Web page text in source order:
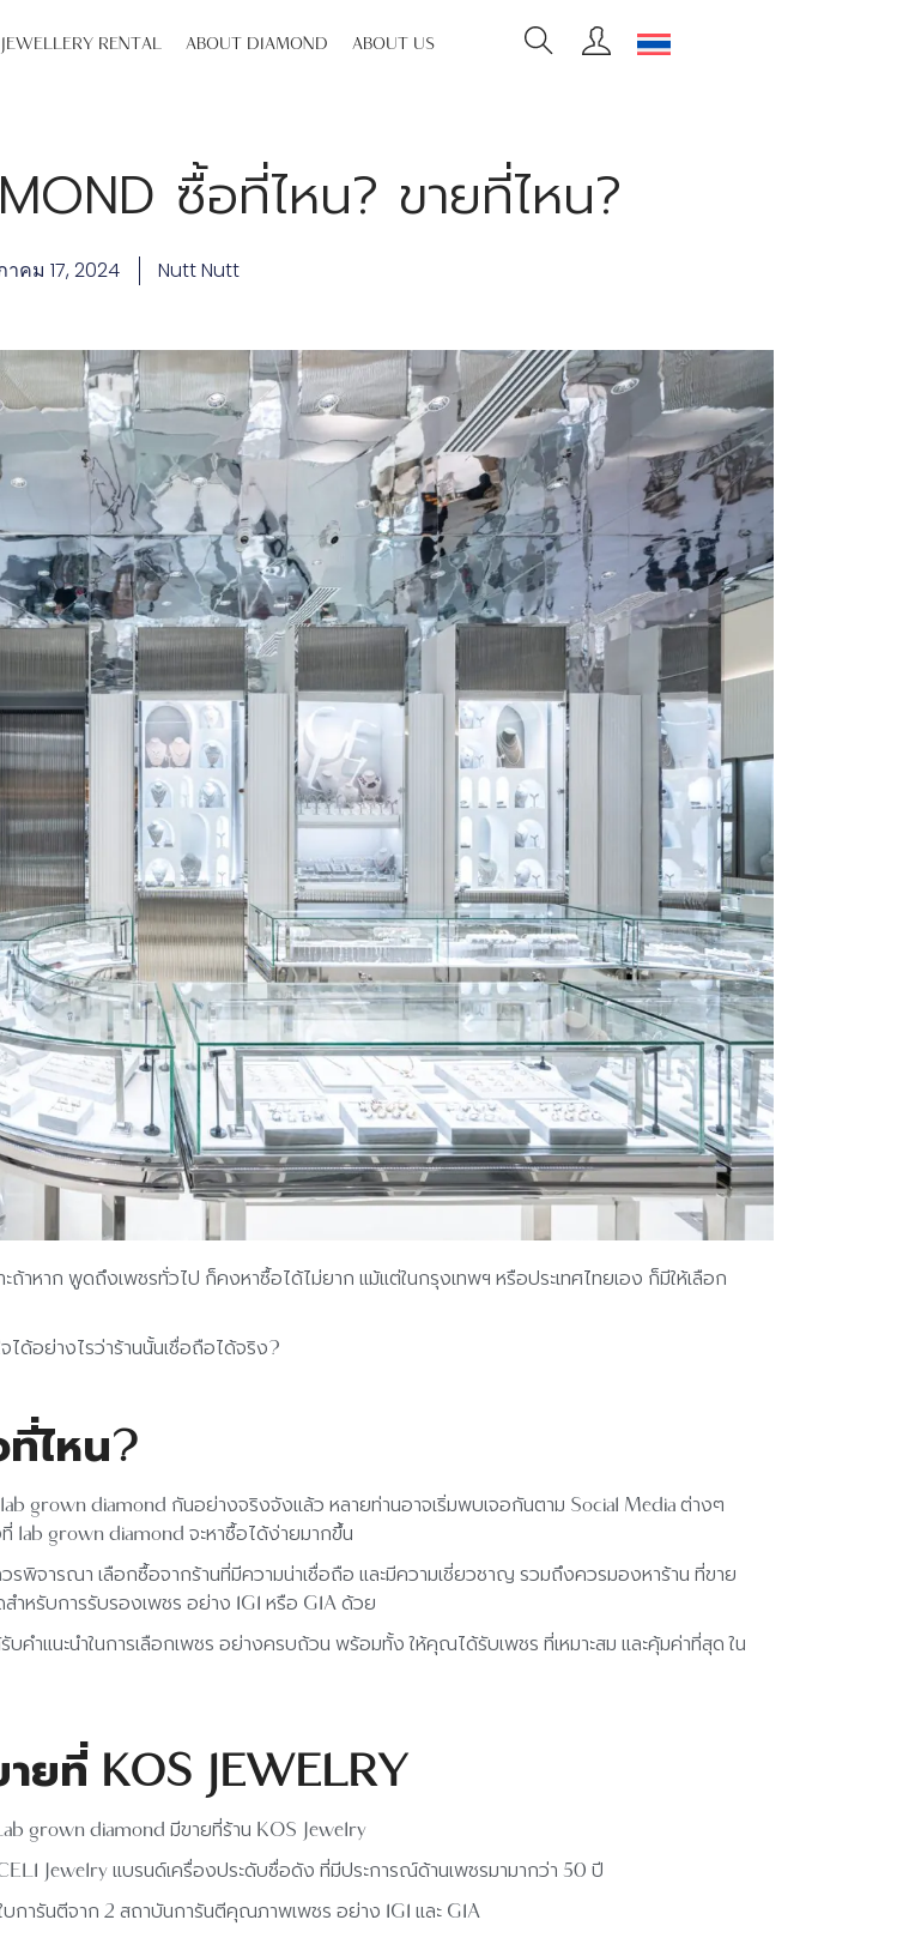
JEWELLERY RENTAL ABOUT DIAMOND ABOUT US
ซื้อที่ไหน? ขายที่ไหน?
คม 17, 2024 Nutt Nutt
หาก พูดถึงเพชรทั่วไป ก็คงหาซื้อได้ไม่ยาก แม้แต่ในกรุงเทพฯ หรือประเทศไทยเอง ก็มีให้เลือก
ด้อย่างไรว่าร้านนั้นเชื่อถือได้จริง?
ไหน?
grown diamond กันอย่างจริงจังแล้ว หลายท่านอาจเริ่มพบเจอกันตาม Social Media ต่างๆ
lab grown diamond จะหาซื้อได้ง่ายมากขึ้น
พิจารณา เลือกซื้อจากร้านที่มีความน่าเชื่อถือ และมีความเชี่ยวชาญ รวมถึงควรมองหาร้าน ที่ขาย
ำหรับการรับรองเพชร อย่าง IGI หรือ GIA ด้วย
ำแนะนำในการเลือกเพชร อย่างครบถ้วน พร้อมทั้ง ให้คุณได้รับเพชร ที่เหมาะสม และคุ้มค่าที่สุด ใน
ยที่ KOS JEWELRY
grown diamond มีขายที่ร้าน KOS Jewelry
Jewelry แบรนด์เครื่องประดับชื่อดัง ที่มีประการณ์ด้านเพชรมามากว่า 50 ปี
การันตีจาก 2 สถาบันการันตีคุณภาพเพชร อย่าง IGI และ GIA